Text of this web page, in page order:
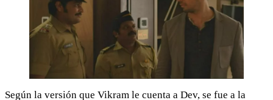
Según la versión que Vikram le cuenta a Dev, se fue a la